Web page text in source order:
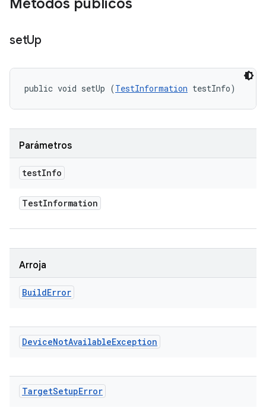
Métodos públicos
setUp
public void setUp (TestInformation testInfo)
Parámetros
testInfo
TestInformation
Arroja
BuildError
DeviceNotAvailableException
TargetSetupError